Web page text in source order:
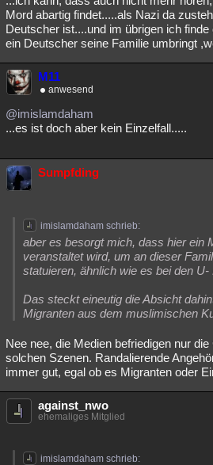
Mord abartig findet.....als Nazi da
Deutscher ist....und im übrigen ich
ein Deutscher seine Familie umbringt
M11
anwesend
@imislamdaham
...es ist doch aber kein Einzelfall.....
Sumpfding
imislamdaham schrieb:
aber es besorgt mich, dass hier ein
veranstaltet wird, um an dieser
statuieren, ähnlich wie es bei den
Das steckt eineutig die Absicht
Migranten aus dem muslimischen
Nee nee, die Medien befriedigen nur
solchen Szenen. Randalierende
immer gut, egal ob es Migranten oder
against_nwo
ehemaliges Mitglied
imislamdaham schrieb: